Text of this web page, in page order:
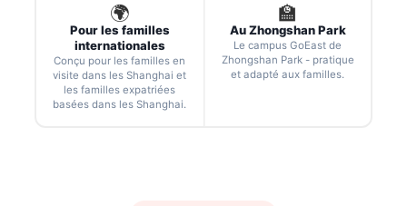
🌍
Pour les familles
internationales
Conçu pour les familles en
visite dans les Shanghai et
les familles expatriées
basées dans les Shanghai.
🏫
Au Zhongshan Park
Le campus GoEast de
Zhongshan Park - pratique
et adapté aux familles.